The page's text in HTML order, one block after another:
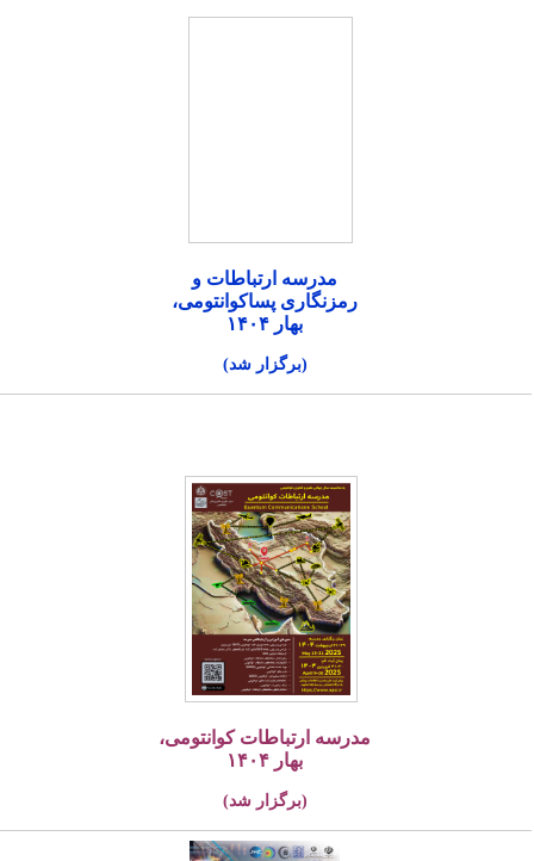
مدرسه ارتباطات و
رمزنگاری پساکوانتومی،
بهار ۱۴۰۴
(برگزار شد)
مدرسه ارتباطات کوانتومی،
بهار ۱۴۰۴
(برگزار شد)